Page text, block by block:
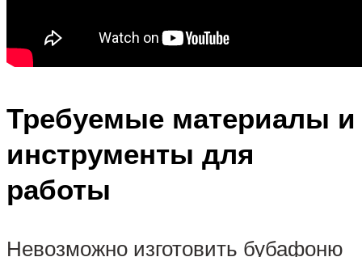
Требуемые материалы и
инструменты для
работы
Невозможно изготовить бубафоню